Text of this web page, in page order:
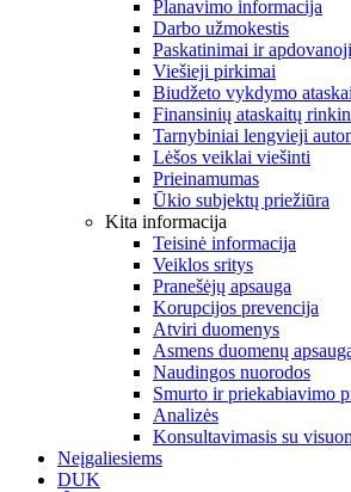
Planavimo informacija
Darbo užmokestis
Paskatinimai ir
Viešieji pirkimai
Biudžeto vykdymo
Finansinių ataskaitų
Tarnybiniai lengvieji
Lėšos veiklai viešinti
Prieinamumas
Ūkio subjektų priežiūra
Kita informacija
Teisinė informacija
Veiklos sritys
Pranešėjų apsauga
Korupcijos prevencija
Atviri duomenys
Asmens duomenų
Naudingos nuorodos
Smurto ir priekabiavimo
Analizės
Konsultavimasis su
Neįgaliesiems
DUK